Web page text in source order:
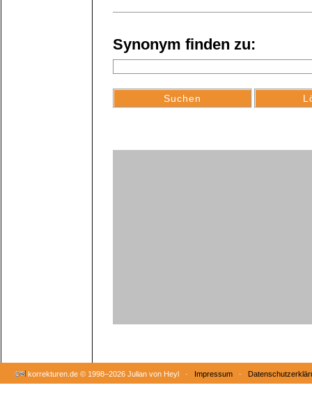
Synonym finden zu:
korrekturen.de © 1998–2026 Julian von Heyl · Impressum ·